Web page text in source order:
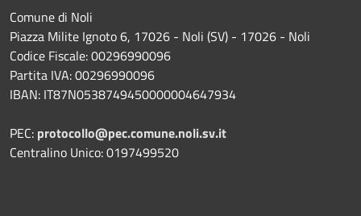
Comune di Noli
Piazza Milite Ignoto 6, 17026 - Noli (SV) - 17026 - Noli
Codice Fiscale: 00296990096
Partita IVA: 00296990096
IBAN: IT87N0538749450000004647934
PEC: protocollo@pec.comune.noli.sv.it
Centralino Unico: 0197499520